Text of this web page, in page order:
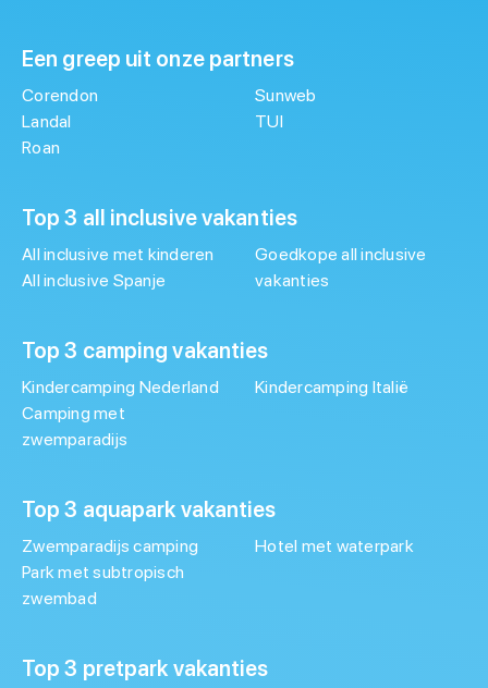
Een greep uit onze partners
Corendon
Landal
Roan
Sunweb
TUI
Top 3 all inclusive vakanties
All inclusive met kinderen
All inclusive Spanje
Goedkope all inclusive
vakanties
Top 3 camping vakanties
Kindercamping Nederland
Camping met
zwemparadijs
Kindercamping Italië
Top 3 aquapark vakanties
Zwemparadijs camping
Park met subtropisch
zwembad
Hotel met waterpark
Top 3 pretpark vakanties